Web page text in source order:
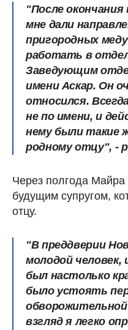
"После окончания
мне дали
пригородных
работать в
Заведующим
имени Аскар. Он
относился.
не по имени, и
нему были такие
родному отцу", -
Через полгода Майра
будущим супругом,
отцу.
"В преддверии
молодой человек,
был настолько
было устоять
взгляд я легко